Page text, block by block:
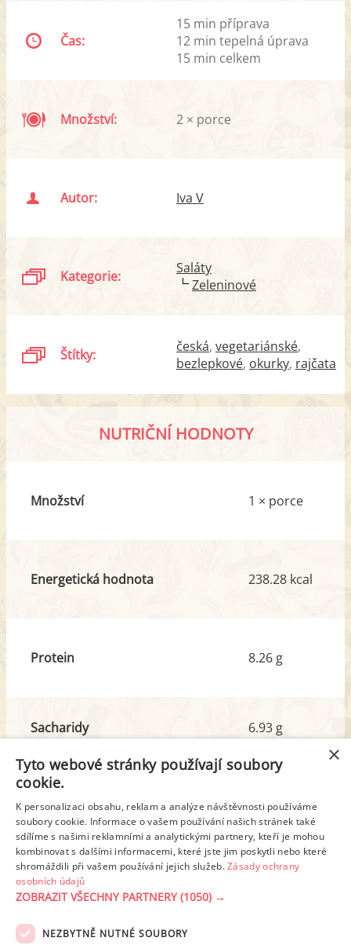
Čas:
15 min příprava
12 min tepelná úprava
15 min celkem
Množství: 2 × porce
Autor: Iva V
Kategorie:
Saláty
Zeleninové
Štítky: česká vegetariánské
bezlepkové okurky rajčata
NUTRIČNÍ HODNOTY
Množství 1 × porce
Energetická hodnota 238.28 kcal
Protein 8.26 g
Sacharidy
z toho cukr
6.93 g
4.51 g
Tuk
z toho nas. mastné kyseliny
18.01 g
3.22 g
Detailní rozpis
×
Tyto webové stránky používají soubory
cookie.
K personalizaci obsahu, reklam a analýze návštěvnosti používáme
soubory cookie. Informace o vašem používání našich stránek také
sdílíme s našimi reklamními a analytickými partnery, kteří je mohou
kombinovat s dalšími informacemi, které jste jim poskytli nebo které
shromáždili při vašem používání jejich služeb.Zásady ochrany
osobních údajů
ZOBRAZIT VŠECHNY PARTNERY(1050) →
NEZBYTNĚ NUTNÉ SOUBORY